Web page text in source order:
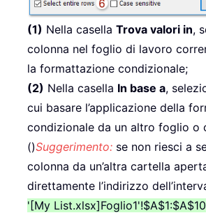
(1) Nella casella Trova valori in,
colonna nel foglio di lavoro
la formattazione condizionale;
(2) Nella casella In base a,
cui basare l’applicazione della
condizionale da un altro foglio o
()Suggerimento: se non riesci a
colonna da un’altra cartella
direttamente l’indirizzo
'[My List.xlsx]Foglio1'!$A$1:$A$10